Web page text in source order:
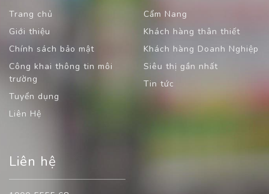
Trang chủ
Giới thiệu
Chính sách bảo mật
Công khai thông tin môi
trường
Tuyển dụng
Liên Hệ
Cẩm Nang
Khách hàng thân thiết
Khách hàng Doanh Nghiệp
Siêu thị gần nhất
Tin tức
Liên hệ